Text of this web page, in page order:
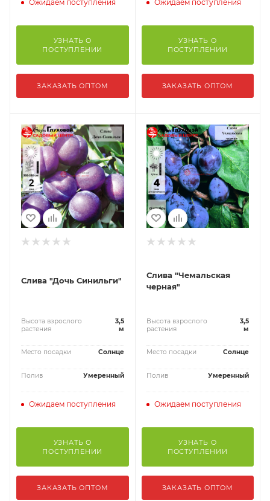
Ожидаем поступления
УЗНАТЬ О
ПОСТУПЛЕНИИ
ЗАКАЗАТЬ ОПТОМ
Ожидаем поступления
УЗНАТЬ О
ПОСТУПЛЕНИИ
ЗАКАЗАТЬ ОПТОМ
Слива "Дочь Синильги"
Высота взрослого
растения
3,5
м
Место посадки Солнце
Полив Умеренный
Ожидаем поступления
УЗНАТЬ О
ПОСТУПЛЕНИИ
ЗАКАЗАТЬ ОПТОМ
Слива "Чемальская
черная"
Высота взрослого
растения
3,5
м
Место посадки Солнце
Полив Умеренный
Ожидаем поступления
УЗНАТЬ О
ПОСТУПЛЕНИИ
ЗАКАЗАТЬ ОПТОМ